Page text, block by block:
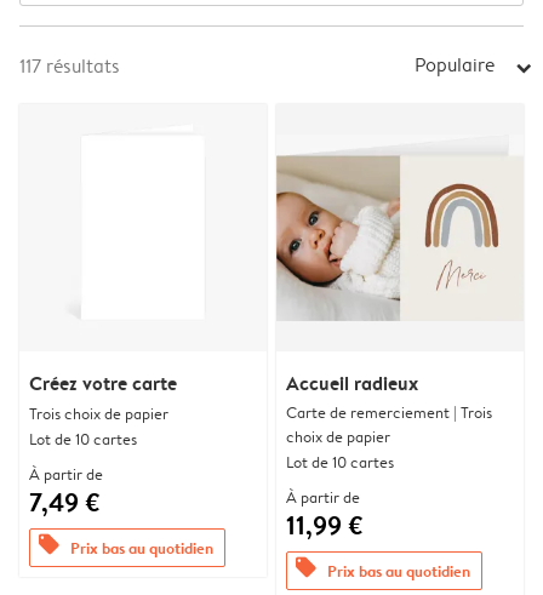
117 résultats Populaire arrow_right
Créez votre carte
Trois choix de papier
Lot de 10 cartes
À partir de
7,49 €
offers Prix bas au quotidien
Accueil radieux
Carte de remerciement | Trois
choix de papier
Lot de 10 cartes
À partir de
11,99 €
offers Prix bas au quotidien